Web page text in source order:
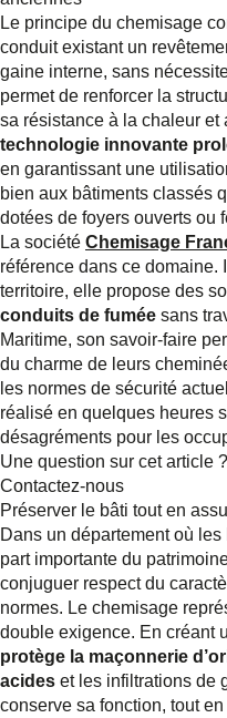
Le principe du chemisage
conduit existant un
gaine interne, sans
permet de renforcer la
sa résistance à la chaleur et
technologie innovante
en garantissant une
bien aux bâtiments classés
dotées de foyers ouverts ou
La société Chemisage
référence dans ce domaine.
territoire, elle propose des
conduits de fumée sans
Maritime, son savoir-faire
du charme de leurs
les normes de sécurité
réalisé en quelques heures
désagréments pour les
Une question sur cet article ?
Contactez-nous
Préserver le bâti tout en
Dans un département où
part importante du
conjuguer respect du
normes. Le chemisage
double exigence. En créant
protège la maçonnerie
acides et les infiltrations de
conserve sa fonction, tout